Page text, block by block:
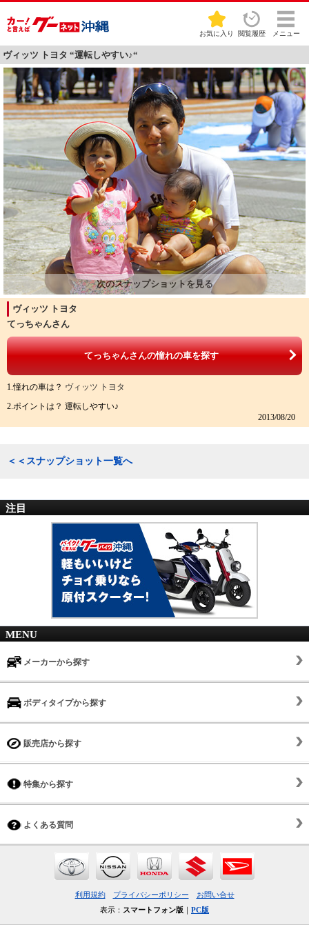
お気に入り 閲覧履歴 メニュー
ヴィッツ トヨタ “運転しやすい♪“
ヴィッツ トヨタ
てっちゃんさん
てっちゃんさんの憧れの車を探す
1.憧れの車は？ ヴィッツ トヨタ
2.ポイントは？ 運転しやすい♪
2013/08/20
＜＜スナップショット一覧へ
注目
MENU
メーカーから探す
ボディタイプから探す
販売店から探す
特集から探す
よくある質問
利用規約 プライバシーポリシー
お問い合せ
表示： スマートフォン版 ｜ PC版